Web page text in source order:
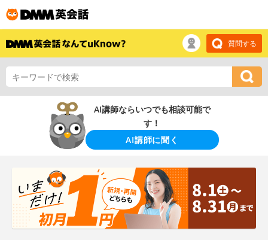
質問する
AI講師ならいつでも相談可能で
す！
AI講師に聞く